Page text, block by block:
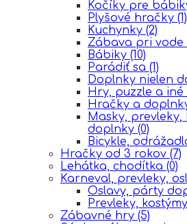
Kočíky pre
Plyšové hračky (1)
Kuchynky (2)
Zábava pri vode
Bábiky (10)
Parádiť sa (1)
Doplnky nielen
Hry, puzzle a iné
Hračky a
Masky, prevleky,
doplnky (0)
Bicykle,
Hračky od 3 rokov (7)
Lehátka, chodítka (0)
Karneval, prevleky,
Oslavy, párty
Prevleky,
Zábavné hry (5)